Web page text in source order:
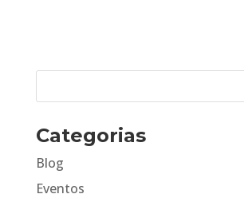
Categorias
Blog
Eventos